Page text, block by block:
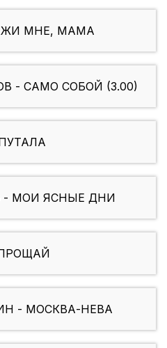
МНЕ, МАМА
- САМО СОБОЙ (3.00)
- МОИ ЯСНЫЕ ДНИ
- МОСКВА-НЕВА